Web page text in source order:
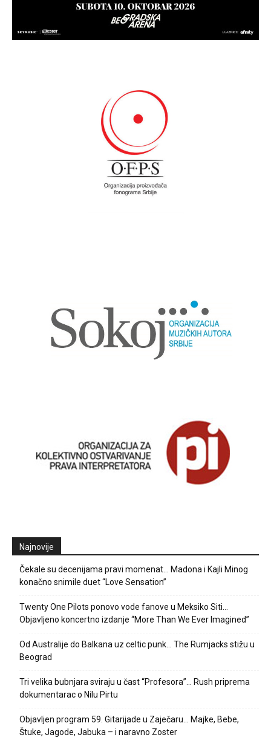
Najnovije
Čekale su decenijama pravi momenat… Madona i Kajli Minog
konačno snimile duet “Love Sensation”
Twenty One Pilots ponovo vode fanove u Meksiko Siti…
Objavljeno koncertno izdanje “More Than We Ever Imagined”
Od Australije do Balkana uz celtic punk… The Rumjacks stižu u
Beograd
Tri velika bubnjara sviraju u čast “Profesora”… Rush priprema
dokumentarac o Nilu Pirtu
Objavljen program 59. Gitarijade u Zaječaru… Majke, Bebe,
Štuke, Jagode, Jabuka – i naravno Zoster